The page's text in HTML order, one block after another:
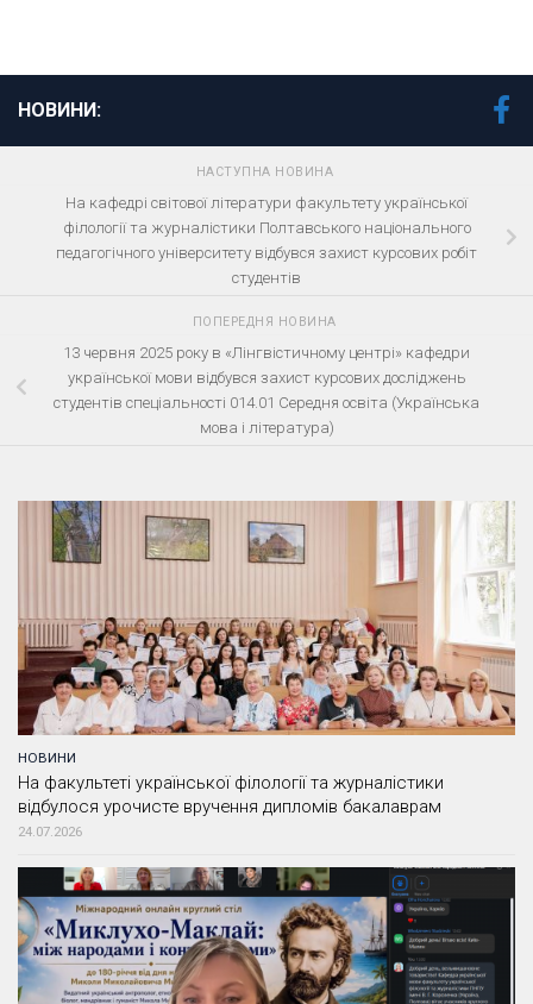
НОВИНИ:
НАСТУПНА НОВИНА
На кафедрі світової літератури факультету української
філології та журналістики Полтавського національного
педагогічного університету відбувся захист курсових робіт
студентів
ПОПЕРЕДНЯ НОВИНА
13 червня 2025 року в «Лінгвістичному центрі» кафедри
української мови відбувся захист курсових досліджень
студентів спеціальності 014.01 Середня освіта (Українська
мова і література)
НОВИНИ
На факультеті української філології та журналістики
відбулося урочисте вручення дипломів бакалаврам
24.07.2026